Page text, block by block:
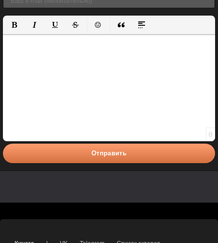
Полужирный
КурсивПодчеркнутый
ЗачеркнутыйВставить смайлик
Вставка цитаты
Вставка спойлера
0
Отправить